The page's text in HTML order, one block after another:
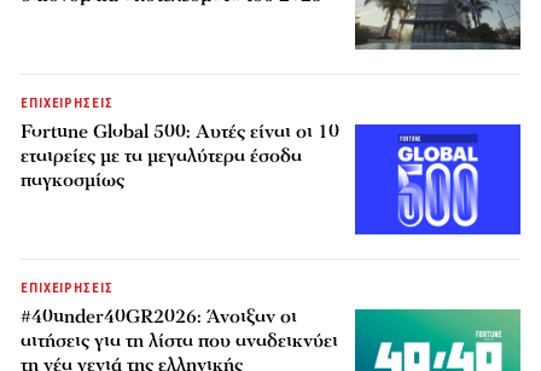
ΕΠΙΧΕΙΡΗΣΕΙΣ
Fortune Global 500: Αυτές είναι οι 10
εταιρείες με τα μεγαλύτερα έσοδα
παγκοσμίως
ΕΠΙΧΕΙΡΗΣΕΙΣ
#40under40GR2026: Άνοιξαν οι
αιτήσεις για τη λίστα που αναδεικνύει
τη νέα γενιά της ελληνικής